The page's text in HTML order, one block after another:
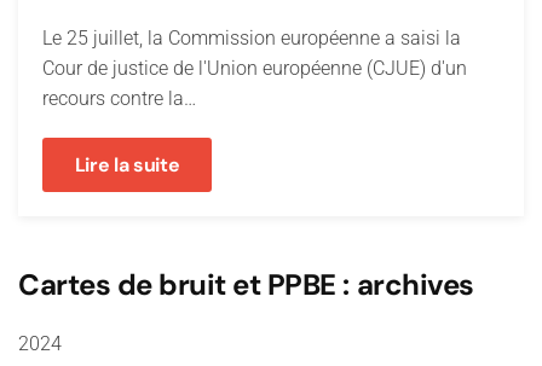
Le 25 juillet, la Commission européenne a saisi la
Cour de justice de l'Union européenne (CJUE) d'un
recours contre la…
Lire la suite
Cartes de bruit et PPBE : archives
2024